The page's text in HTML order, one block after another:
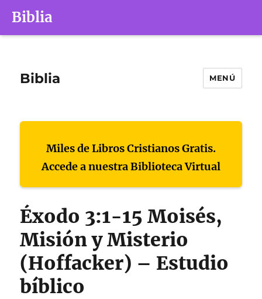
Biblia
Biblia MENÚ
Miles de Libros Cristianos Gratis.
Accede a nuestra Biblioteca Virtual
Éxodo 3:1-15 Moisés,
Misión y Misterio
(Hoffacker) – Estudio
bíblico